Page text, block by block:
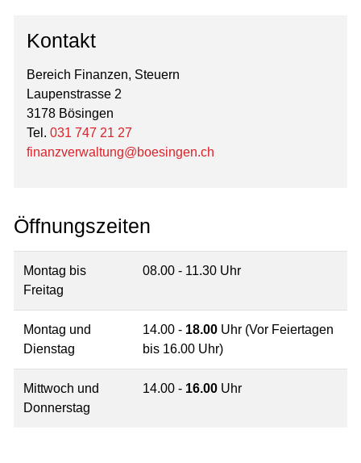
Kontakt
Bereich Finanzen, Steuern
Laupenstrasse 2
3178 Bösingen
Tel. 031 747 21 27
finanzverwaltung@boesingen.ch
Öffnungszeiten
Montag bis
Freitag
08.00 - 11.30 Uhr
Montag und
Dienstag
14.00 - 18.00 Uhr (Vor Feiertagen
bis 16.00 Uhr)
Mittwoch und
Donnerstag
14.00 - 16.00 Uhr